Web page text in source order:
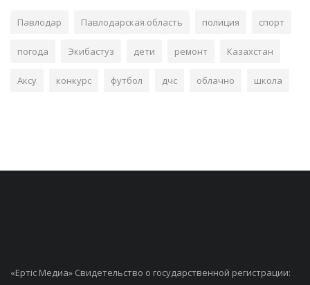
Павлодар Павлодарская область полиция спорт
погода Экибастуз дети ремонт Казахстан
Аксу конкурс футбол дчс облачно школа
«Ертiс Медиа» Свидетельство о государственной регистрации: